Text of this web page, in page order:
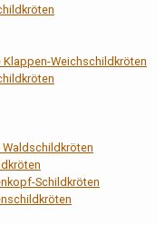
Weichschildkröten
Schildkröten